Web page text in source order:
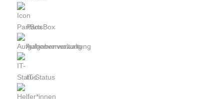
PartsBox
Aufgabenverwaltung
IT-Status